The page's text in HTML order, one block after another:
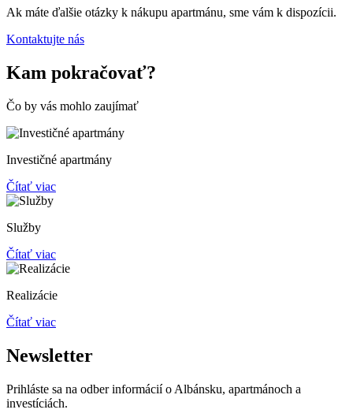
Ak máte ďalšie otázky k nákupu apartmánu, sme vám k dispozícii.
Kontaktujte nás
Kam pokračovať?
Čo by vás mohlo zaujímať
Investičné apartmány
Čítať viac
Služby
Čítať viac
Realizácie
Čítať viac
Newsletter
Prihláste sa na odber informácií o Albánsku, apartmánoch a
investíciách.